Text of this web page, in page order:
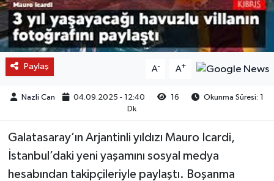
Paylaş A- A+
Nazli Can 04.09.2025 - 12:40 16
Okunma Süresi: 1
Dk
Galatasaray’ın Arjantinli yıldızı Mauro Icardi,
İstanbul’daki yeni yaşamını sosyal medya
hesabından takipçileriyle paylaştı. Boşanma